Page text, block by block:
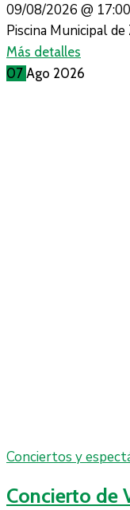
09/08/2026 @
Piscina Municipal de
Más detalles
07 Ago 2026
Conciertos y
Concierto de